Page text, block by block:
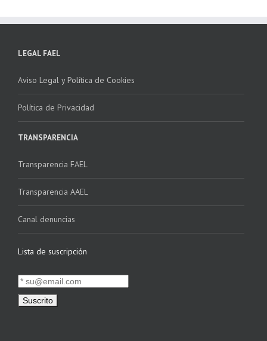
LEGAL FAEL
Aviso Legal y Política de Cookies
Política de Privacidad
TRANSPARENCIA
Transparencia FAEL
Transparencia AAEL
Canal denuncias
Lista de suscripción